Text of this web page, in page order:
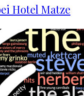
Hotel Matze